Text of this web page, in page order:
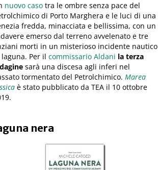
nuovo caso tra le ombre senza pace del
di Porto Marghera e le luci di una
fredda, minacciata e bellissima, con un
emerso dal terreno avvelenato e tre
morti in un misterioso incidente nautico
Per il commissario Aldani la terza
sarà una discesa agli inferi nel
tormentato del Petrolchimico. Marea
è stato pubblicato da TEA il 10 ottobre
nera